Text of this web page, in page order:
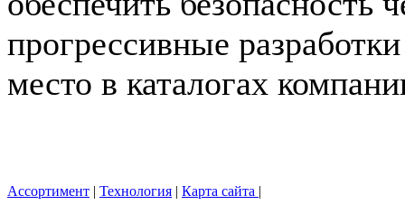
прогрессивные
место в каталогах
Ассортимент | Технология | Карта сайта |